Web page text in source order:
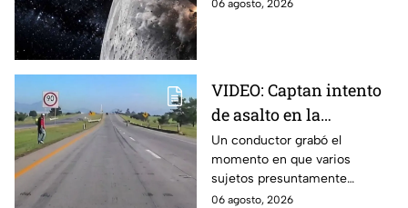
06 agosto, 2026
VIDEO: Captan intento
de asalto en la
autopista Arco Norte;
delincuentes arrojaron
piedras y llantas
Un conductor grabó el
momento en que varios
sujetos presuntamente
intentaron cometer un asalto
06 agosto, 2026